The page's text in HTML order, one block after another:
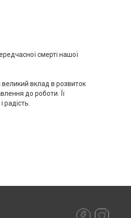
смерті нашої
великий вклад в розвиток
до роботи. Її